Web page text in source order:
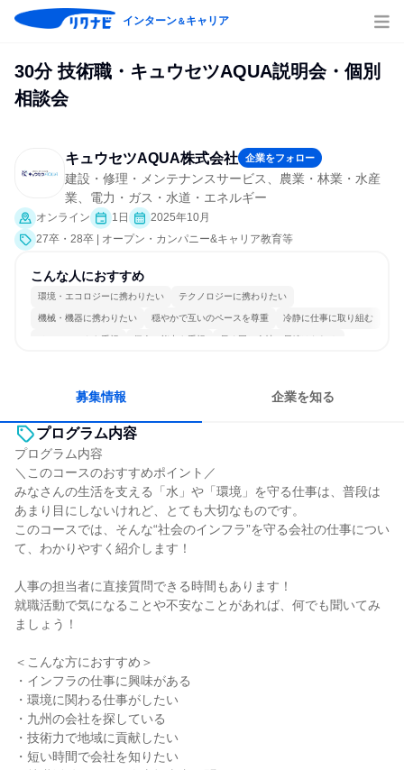
インターン＆キャリア
30分 技術職・キュウセツAQUA説明会・個別
相談会
キュウセツAQUA株式会社 企業をフォロー
建設・修理・メンテナンスサービス、農業・林業・水産
業、電力・ガス・水道・エネルギー
オンライン 1日
2025年10月
27卒・28卒 | オープン・カンパニー&キャリア教育等
こんな人におすすめ
環境・エコロジーに携わりたい テクノロジーに携わりたい
機械・機器に携わりたい 穏やかで互いのペースを尊重 冷静に仕事に取り組む
チームワークを重視 個人の能力を重視 長く同じ会社に居続けられる
募集情報 企業を知る
プログラム内容
プログラム内容
＼このコースのおすすめポイント／
みなさんの生活を支える「水」や「環境」を守る仕事は、普段は
あまり目にしないけれど、とても大切なものです。
このコースでは、そんな“社会のインフラ”を守る会社の仕事につい
て、わかりやすく紹介します！
人事の担当者に直接質問できる時間もあります！
就職活動で気になることや不安なことがあれば、何でも聞いてみ
ましょう！
＜こんな方におすすめ＞
・インフラの仕事に興味がある
・環境に関わる仕事がしたい
・九州の会社を探している
・技術力で地域に貢献したい
・短い時間で会社を知りたい